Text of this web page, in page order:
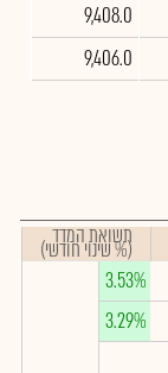
9,408.0
9,406.0
תשואת המדד
(% שינוי חודשי)
3.53%
3.29%